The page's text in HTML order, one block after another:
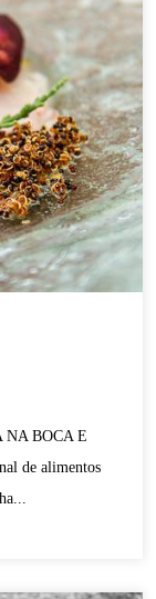
BOCA E
de alimentos